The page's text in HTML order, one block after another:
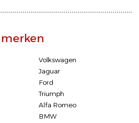
Volkswagen
Jaguar
Ford
Triumph
Alfa Romeo
BMW